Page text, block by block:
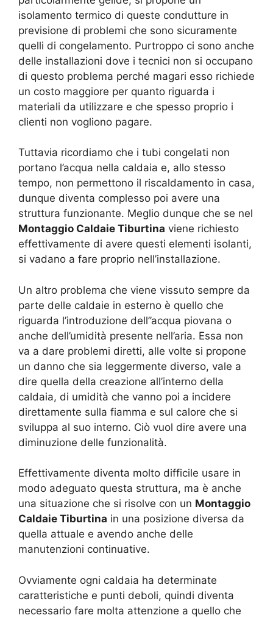
isolamento termico di queste condutture in
previsione di problemi che sono sicuramente
quelli di congelamento. Purtroppo ci sono anche
delle installazioni dove i tecnici non si occupano
di questo problema perché magari esso richiede
un costo maggiore per quanto riguarda i
materiali da utilizzare e che spesso proprio i
clienti non vogliono pagare.
Tuttavia ricordiamo che i tubi congelati non
portano l’acqua nella caldaia e, allo stesso
tempo, non permettono il riscaldamento in casa,
dunque diventa complesso poi avere una
struttura funzionante. Meglio dunque che se nel
Montaggio Caldaie Tiburtina viene richiesto
effettivamente di avere questi elementi isolanti,
si vadano a fare proprio nell’installazione.
Un altro problema che viene vissuto sempre da
parte delle caldaie in esterno è quello che
riguarda l’introduzione dell’’acqua piovana o
anche dell’umidità presente nell’aria. Essa non
va a dare problemi diretti, alle volte si propone
un danno che sia leggermente diverso, vale a
dire quella della creazione all’interno della
caldaia, di umidità che vanno poi a incidere
direttamente sulla fiamma e sul calore che si
sviluppa al suo interno. Ciò vuol dire avere una
diminuzione delle funzionalità.
Effettivamente diventa molto difficile usare in
modo adeguato questa struttura, ma è anche
una situazione che si risolve con un Montaggio
Caldaie Tiburtina in una posizione diversa da
quella attuale e avendo anche delle
manutenzioni continuative.
Ovviamente ogni caldaia ha determinate
caratteristiche e punti deboli, quindi diventa
necessario fare molta attenzione a quello che